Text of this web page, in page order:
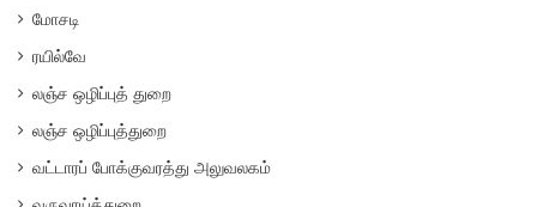
மோசடி
ரயில்வே
லஞ்ச ஒழிப்புத் துறை
லஞ்ச ஒழிப்புத்துறை
வட்டாரப் போக்குவரத்து அலுவலகம்